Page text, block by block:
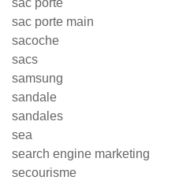
sac porte
sac porte main
sacoche
sacs
samsung
sandale
sandales
sea
search engine marketing
secourisme